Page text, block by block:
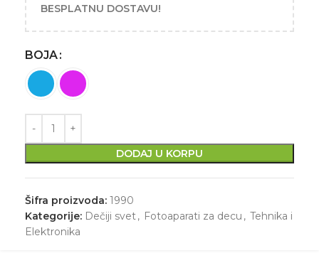
BESPLATNU DOSTAVU!
BOJA
DODAJ U KORPU
Šifra proizvoda: 1990
Kategorije: Dečiji svet, Fotoaparati za decu , Tehnika i
Elektronika